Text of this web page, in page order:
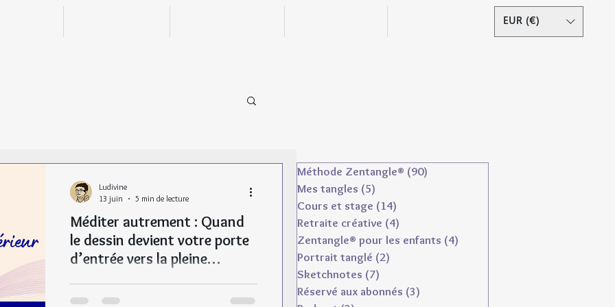
EUR (€)
Méditer autrement : Quand
le dessin devient votre porte
d’entrée vers la pleine
Et si la méditation ne demandait pas
l’immobilité ? Découvrez pourquoi il est
Ludivine
13 juin
5 min de lecture
Méthode Zentangle® (90)
Mes tangles (5)
Cours et stage (14)
Retraite créative (4)
Zentangle® pour les enfants (4)
Portrait tanglé (2)
Sketchnotes (7)
Réservé aux abonnés (3)